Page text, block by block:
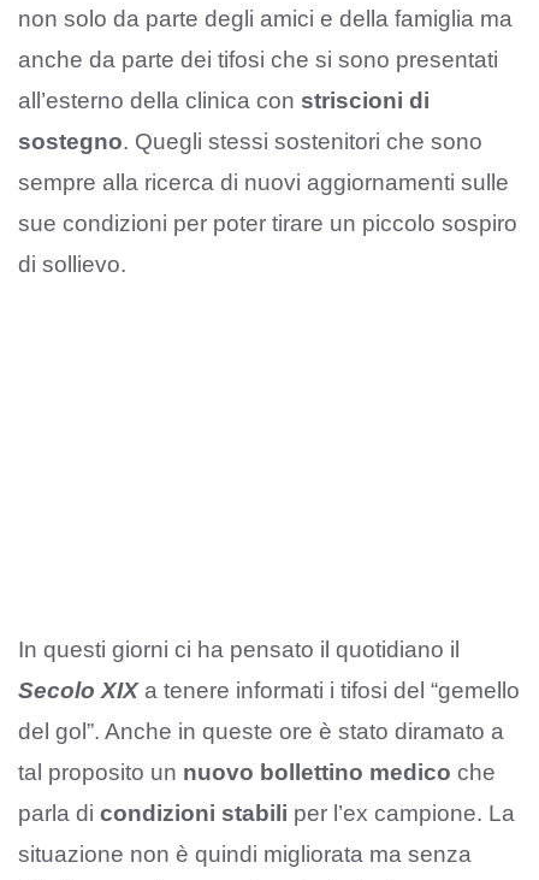
non solo da parte degli amici e della famiglia ma
anche da parte dei tifosi che si sono presentati
all’esterno della clinica con striscioni di
sostegno. Quegli stessi sostenitori che sono
sempre alla ricerca di nuovi aggiornamenti sulle
sue condizioni per poter tirare un piccolo sospiro
di sollievo.
In questi giorni ci ha pensato il quotidiano il
Secolo XIXa tenere informati i tifosi del “gemello
del gol”. Anche in queste ore è stato diramato a
tal proposito un nuovo bollettino medico che
parla di condizioni stabili per l’ex campione. La
situazione non è quindi migliorata ma senza